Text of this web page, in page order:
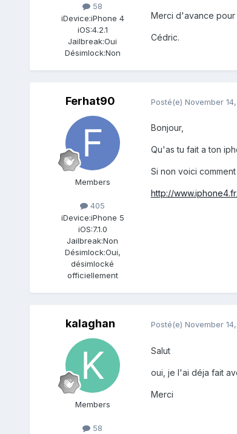
58
iDevice:iPhone 4
iOS:4.2.1
Jailbreak:Oui
Désimlock:Non
Merci d'avance
Cédric.
Ferhat90
Members
405
iDevice:iPhone 5
iOS:7.1.0
Jailbreak:Non
Désimlock:Oui,
désimlocké
officiellement
Posté(e) November
Bonjour,
Qu'as tu fait a ton
Si non voici
http://
kalaghan
Members
58
Posté(e) November
Salut
oui, je l'ai déja fait
Merci